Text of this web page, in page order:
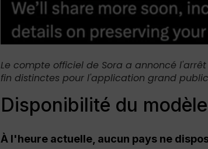
Le compte officiel de Sora a annoncé
fin distinctes pour l'application grand
Disponibilité du
À l'heure actuelle, aucun pays ne